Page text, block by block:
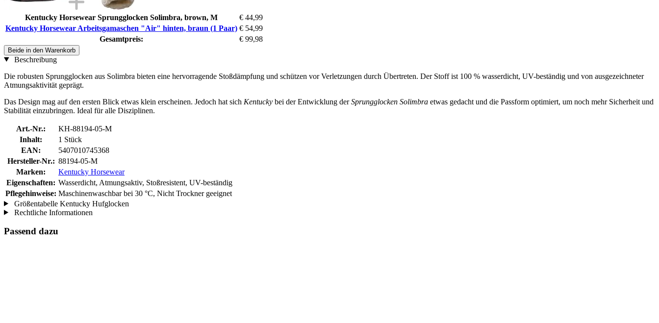
Kentucky Horsewear Sprungglocken Solimbra, brown, M
€ 44,99
Kentucky Horsewear Arbeitsgamaschen "Air" hinten, braun (1 Paar) € 54,99
Gesamtpreis:
€ 99,98
Beide in den Warenkorb
Beschreibung
Die robusten Sprungglocken aus Solimbra bieten eine hervorragende Stoßdämpfung und schützen vor Verletzungen durch Übertreten. Der Stoff ist 100 % wasserdicht, UV-beständig und von ausgezeichneter
Atmungsaktivität geprägt.
Das Design mag auf den ersten Blick etwas klein erscheinen. Jedoch hat sich Kentucky bei der Entwicklung derSprungglocken Solimbra etwas gedacht und die Passform optimiert, um noch mehr Sicherheit und
Stabilität einzubringen. Ideal für alle Disziplinen.
Art.-Nr.:
KH-88194-05-M
Inhalt:
1 Stück
EAN:
5407010745368
Hersteller-Nr.: 88194-05-M
Marken:
Kentucky Horsewear
Eigenschaften: Wasserdicht, Atmungsaktiv, Stoßresistent, UV-beständig
Pflegehinweise: Maschinenwaschbar bei 30 °C, Nicht Trockner geeignet
Größentabelle Kentucky Hufglocken
Rechtliche Informationen
Passend dazu